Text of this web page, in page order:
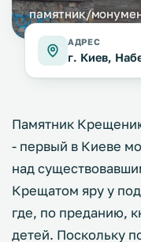
памятник/
АДРЕС
г. Киев,
Памятник
- первый в Киеве
над
Крещатом яру у
где, по преданию,
детей. Поскольку